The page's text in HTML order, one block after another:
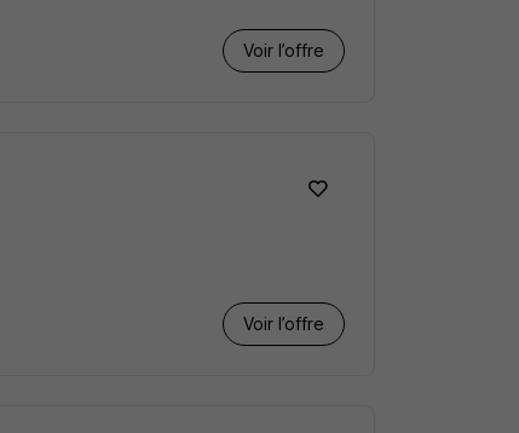
Voir l’offre
Voir l’offre